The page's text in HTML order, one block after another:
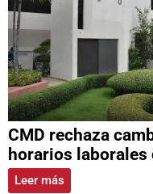
CMD rechaza
horarios laborales
Leer más